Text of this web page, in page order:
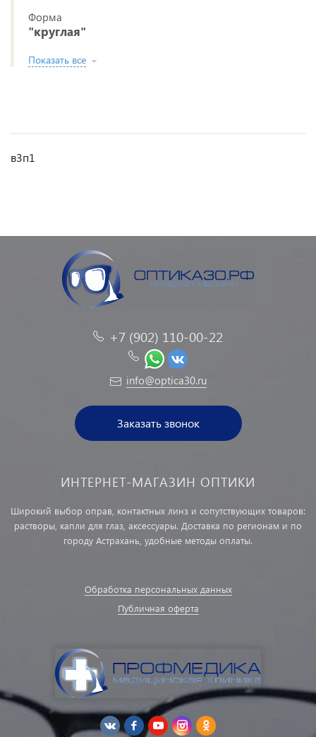
Форма
"круглая"
Показать все
в3п1
+7 (902) 110-00-22
info@optica30.ru
Заказать звонок
ИНТЕРНЕТ-МАГАЗИН ОПТИКИ
Широкий выбор оправ, контактных линз и сопутствующих товаров:
растворы, капли для глаз, аксессуары. Доставка по регионам и по
городу Астрахань, удобные методы оплаты.
Обработка персональных данных
Публичная оферта